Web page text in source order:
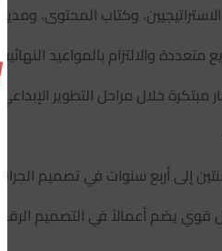
وكتاب المحتوى،
متعددة والالتزام بالمواعيد النهائية
مبتكرة خلال مراحل التطوير الإبداعي
إلى أربع سنوات في تصميم
يضم أعمالاً في التصميم الرقمي